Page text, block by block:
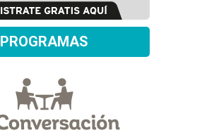
PROGRAMAS